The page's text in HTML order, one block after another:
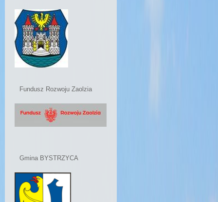
Fundusz Rozwoju Zaolzia
Gmina BYSTRZYCA